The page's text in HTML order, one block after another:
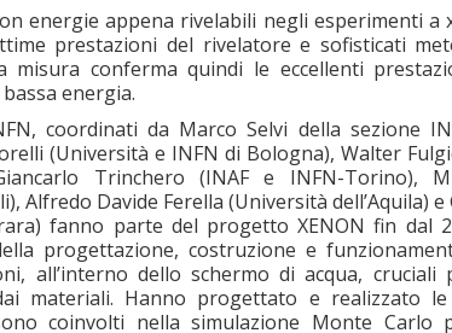
energie appena rivelabili negli esperimenti a
prestazioni del rivelatore e sofisticati
misura conferma quindi le eccellenti
energia.
coordinati da Marco Selvi della sezione
(Università e INFN di Bologna), Walter
Trinchero (INAF e INFN-Torino),
Alfredo Davide Ferella (Università dell’Aquila) e
fanno parte del progetto XENON fin dal
progettazione, costruzione e
all’interno dello schermo di acqua, cruciali
materiali. Hanno progettato e realizzato le
coinvolti nella simulazione Monte Carlo